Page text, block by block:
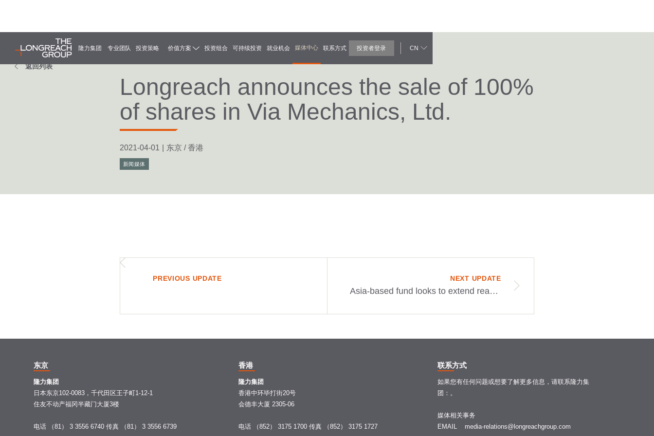
隆力集团 专业团队 投资策略 价值方案 投资组合 可持续投资 就业机会 媒体中心 联系方式 投资者登录 CN
返回列表
Longreach announces the sale of 100%
of shares in Via Mechanics, Ltd.
2021-04-01 东京 / 香港
新闻媒体
PREVIOUS UPDATE
Asia-based fund looks to extend reach across globe
NEXT UPDATE
东京
隆力集团
日本东京102-0083，千代田区王子町1-12-1
住友不动产福冈半藏门大厦3楼
电话 （81） 3 3556 6740 传真 （81） 3 3556 6739
香港
隆力集团
香港中环毕打街20号
会德丰大厦 2305-06
电话 （852） 3175 1700传真 （852） 3175 1727
联系方式
如果您有任何问题或想要了解更多信息，请联系隆力集
团：。
媒体相关事务
EMAIL media-relations@longreachgroup.com